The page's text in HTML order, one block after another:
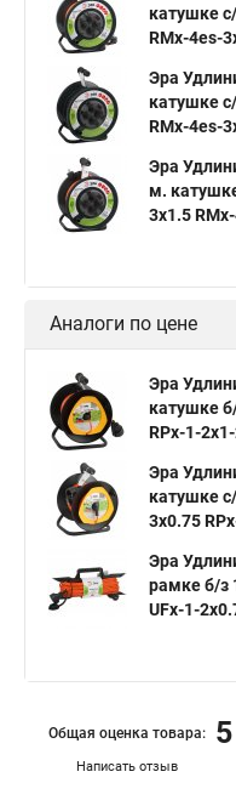
катушке
RMx-4es-
Эра
катушке
RMx-4es-
Эра
м.
3х1.5
Аналоги по цене
Эра
катушке
RPx-1-
Эра
катушке
3х0.75
Эра
рамке б/з
UFx-1-
Написать отзыв
Общая оценка товара: 5